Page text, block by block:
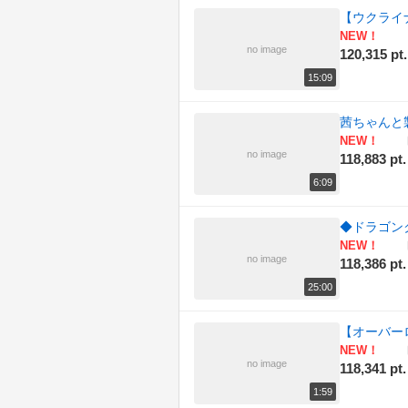
no image
15:09
【ウクラ
NEW！
120,315 pt.
no image
6:09
茜ちゃんと
NEW！
118,883 pt.
no image
25:00
◆ドラゴン
NEW！
118,386 pt.
no image
1:59
【オーバ
NEW！
118,341 pt.